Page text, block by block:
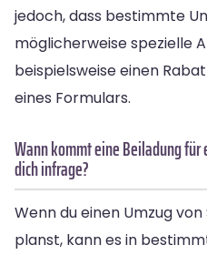
jedoch, dass bestimmte
möglicherweise spezielle
beispielsweise einen
eines Formulars.
Wann kommt eine Beiladung für
dich infrage?
Wenn du einen Umzug
planst, kann es in